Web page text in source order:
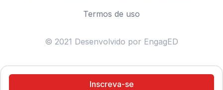
Inscreva-se
Termos de uso
© 2021 Desenvolvido por EngagED